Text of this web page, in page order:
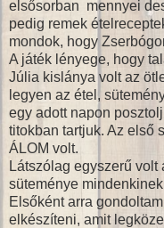
elsősorban mennyei
pedig remek
mondok, hogy
A játék lényege, hogy
Júlia kislánya volt az
legyen az étel,
egy adott napon
titokban tartjuk. Az első
ÁLOM volt.
Látszólag egyszerű
süteménye
Elsőként arra
elkészíteni, amit